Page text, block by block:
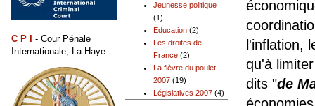
l'inflation,
qu'à
dits "de
Jeunesse politique
(1)
Education (2)
Les droites de
France (2)
La fièvre du poulet
2007 (19)
Législatives 2007 (4)
C P I
- Cour Pénale
Internationale, La Haye